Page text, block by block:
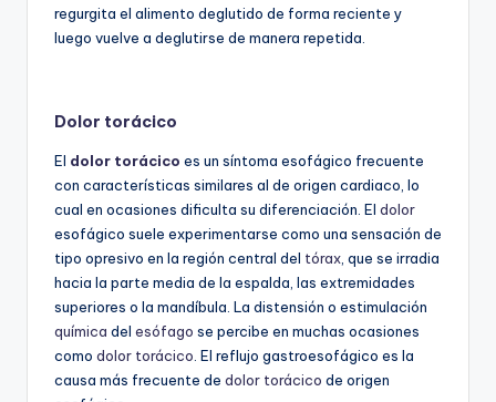
regurgita el alimento deglutido de forma reciente y
luego vuelve a deglutirse de manera repetida.
Dolor torácico
El dolor torácico es un síntoma esofágico frecuente
con características similares al de origen cardiaco, lo
cual en ocasiones dificulta su diferenciación. El dolor
esofágico suele experimentarse como una sensación de
tipo opresivo en la región central del tórax, que se irradia
hacia la parte media de la espalda, las extremidades
superiores o la mandíbula. La distensión o estimulación
química del esófago se percibe en muchas ocasiones
como dolor torácico. El reflujo gastroesofágico es la
causa más frecuente de dolor torácico de origen